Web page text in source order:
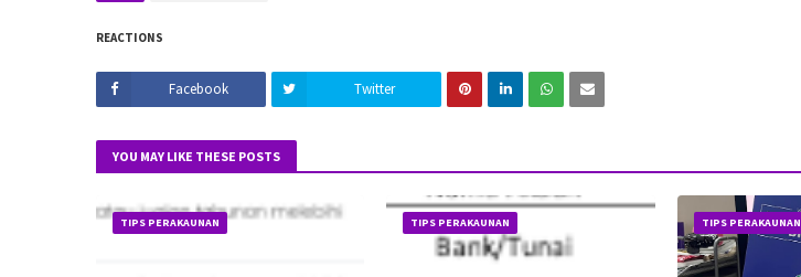
REACTIONS
Facebook Twitter
YOU MAY LIKE THESE POSTS
TIPS PERAKAUNAN TIPS PERAKAUNAN TIPS PERAKAUNAN